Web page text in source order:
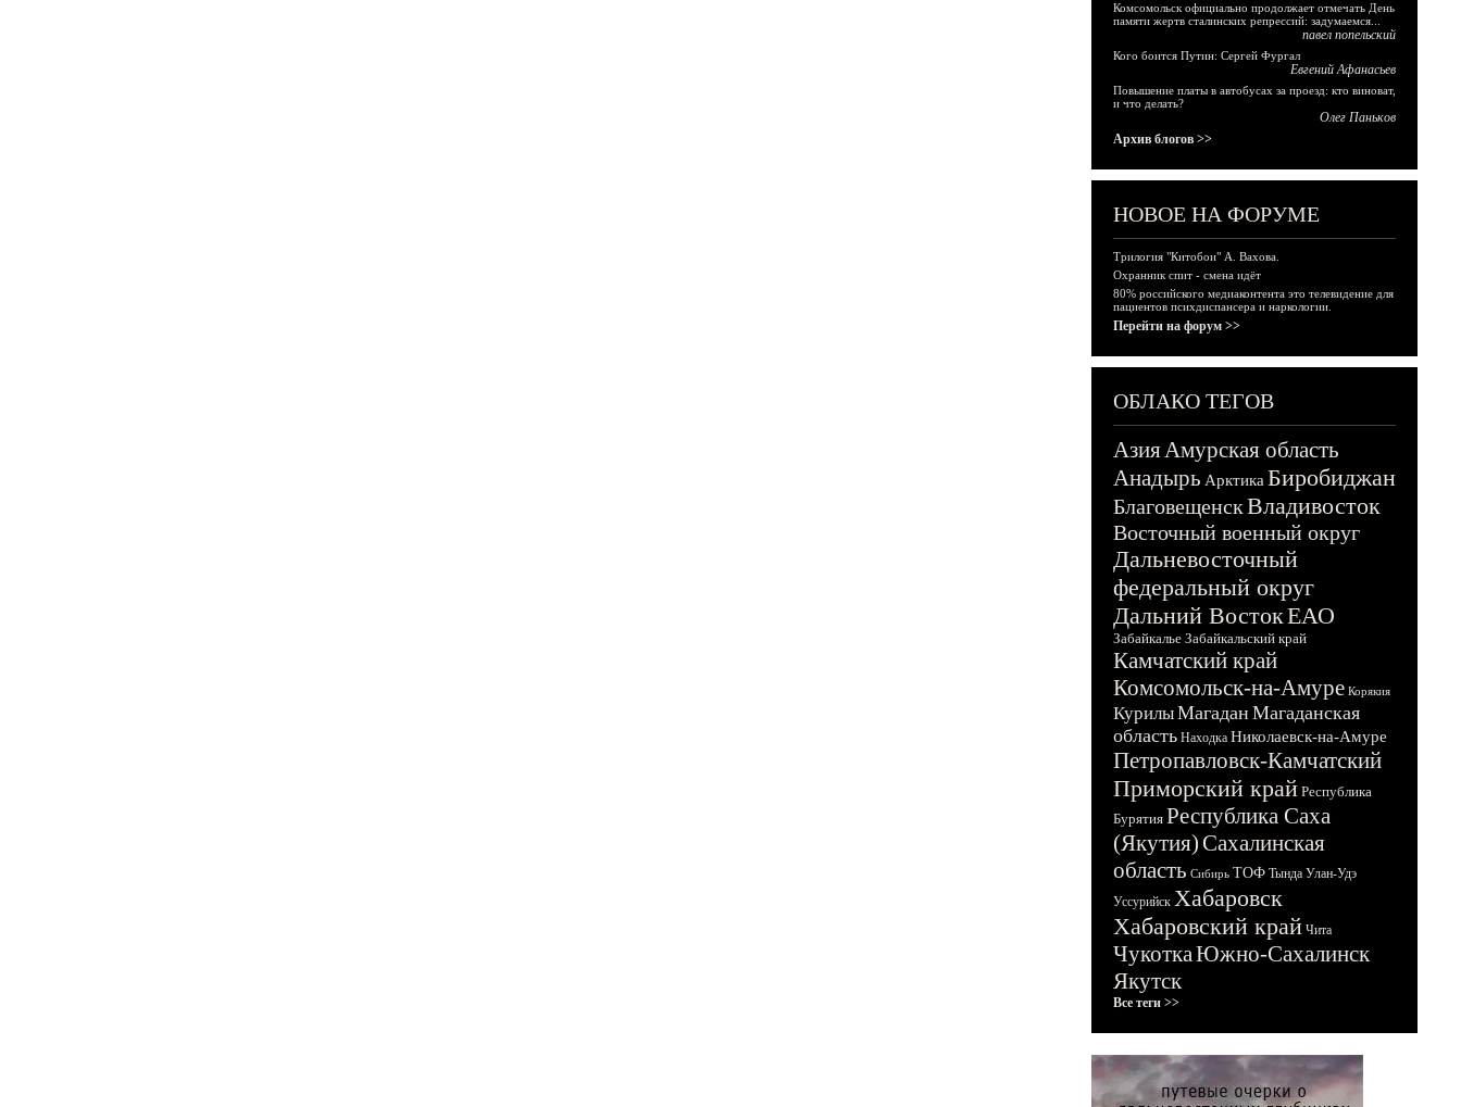
Комсомольск официально продолжает отмечать День
памяти жертв сталинских репрессий: задумаемся...
павел попельский
Кого боится Путин: Сергей Фургал
Евгений Афанасьев
Повышение платы в автобусах за проезд: кто виноват,
и что делать?
Олег Паньков
Архив блогов >>
НОВОЕ НА ФОРУМЕ
Трилогия "Китобои" А. Вахова.
Охранник спит - смена идёт
80% российского медиаконтента это телевидение для
пациентов психдиспансера и наркологии.
Перейти на форум >>
ОБЛАКО ТЕГОВ
АзияАмурская область
Анадырь Арктика Биробиджан
БлаговещенскВладивосток
Восточный военный округ
Дальневосточный
федеральный округ
Дальний ВостокЕАО
Забайкалье Забайкальский край
Камчатский край
Комсомольск-на-Амуре Корякия
КурилыМагадан Магаданская
область Находка Николаевск-на-Амуре
Петропавловск-Камчатский
Приморский край Республика
Бурятия Республика Саха
(Якутия)Сахалинская
область Сибирь ТОФ Тында Улан-Удэ
Уссурийск Хабаровск
Хабаровский край Чита
ЧукоткаЮжно-Сахалинск
Якутск
Все теги >>